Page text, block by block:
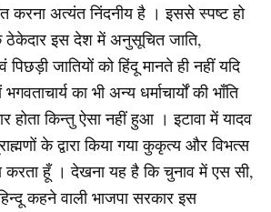
करना अत्यंत निंदनीय है । इससे स्पष्ट हो
ठेकेदार इस देश में अनुसूचित जाति,
जातियों को हिंदू मानते ही नहीं यदि
का भी अन्य धर्माचार्यों की भाँति
होता किन्तु ऐसा नहीं हुआ । इटावा में यादव
के द्वारा किया गया कुकृत्य और विभत्स
करता हूँ । देखना यह है कि चुनाव में एस सी,
कहने वाली भाजपा सरकार इस